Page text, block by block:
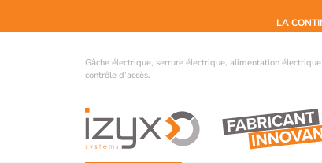
LA
Gâche électrique, serrure électrique, alimentation
contrôle d’accès.